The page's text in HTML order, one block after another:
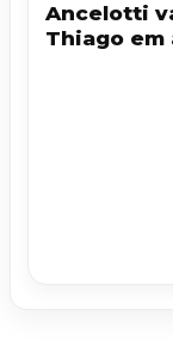
Ancelotti
Thiago em